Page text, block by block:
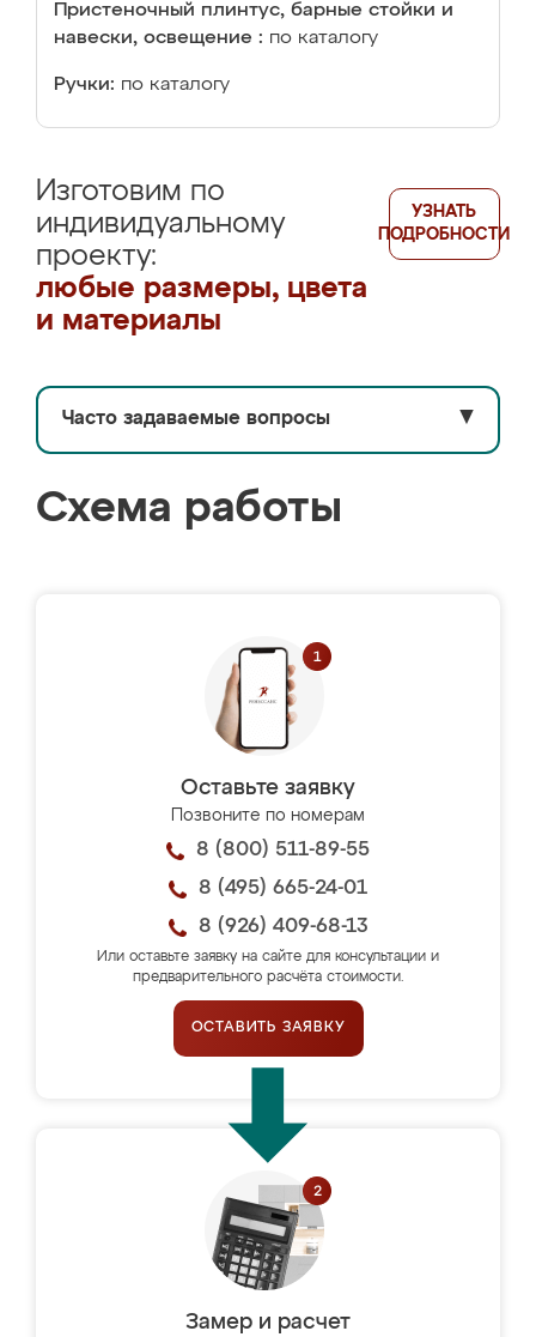
Пристеночный плинтус, барные стойки и
навески, освещение : по каталогу
Ручки: по каталогу
Изготовим по
индивидуальному
проекту:
любые размеры, цвета
и материалы
УЗНАТЬ
ПОДРОБНОСТИ
Часто задаваемые вопросы ▼
Схема работы
Оставьте заявку
Позвоните по номерам
8 (800) 511-89-55
8 (495) 665-24-01
8 (926) 409-68-13
Или оставьте заявку на сайте для консультации и
предварительного расчёта стоимости.
ОСТАВИТЬ ЗАЯВКУ
Замер и расчет